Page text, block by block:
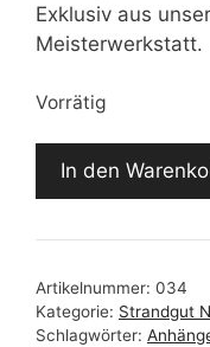
Exklusiv aus
Meisterwerkstatt.
Vorrätig
Herzmuschel
Anhänger
Menge
In den
Artikelnummer: 034
Kategorie: Strandgut
Schlagwörter: